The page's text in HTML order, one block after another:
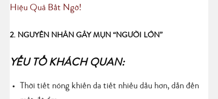
Hiệu Quả Bất Ngờ!
2. NGUYÊN NHÂN GÂY MỤN “NGƯỜI LỚN”
YẾU TỐ KHÁCH QUAN:
Thời tiết nóng khiến da tiết nhiều dầu hơn, dẫn đến